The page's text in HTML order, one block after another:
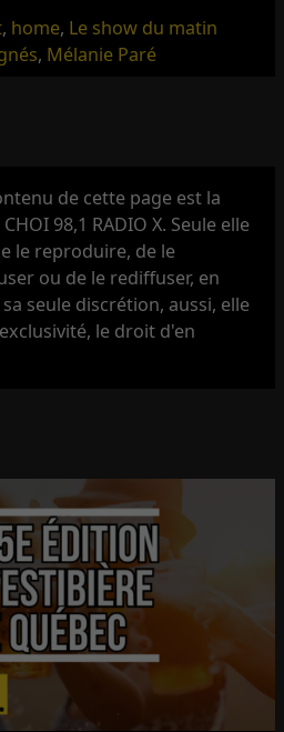
, home, Le show du matin
, Mélanie Paré
de cette page est la
98,1 RADIO X. Seule elle
le reproduire, de le
ou de le rediffuser, en
seule discrétion, aussi, elle
le droit d'en